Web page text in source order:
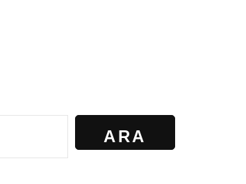
ARA